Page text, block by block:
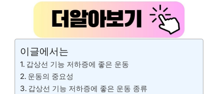
이글에서는
갑상선 기능 저하증에 좋은 운동
운동의 중요성
갑상선 기능 저하증에 좋은 운동 종류